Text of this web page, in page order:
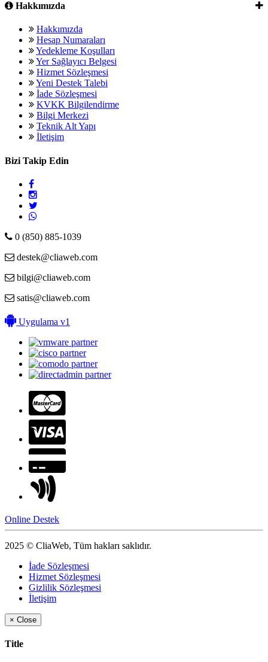
Hakkımızda
Hakkımızda
Hesap Numaraları
Yedekleme Koşulları
Yer Sağlayıcı Belgesi
Hizmet Sözleşmesi
Yeni Destek Talebi
İade Sözleşmesi
KVKK Bilgilendirme
Bilgi Merkezi
Teknik Alt Yapı
İletişim
Bizi Takip Edin
0 (850) 885-1039
destek@cliaweb.com
bilgi@cliaweb.com
satis@cliaweb.com
Uygulama v1
Online Destek
2025 © CliaWeb, Tüm hakları saklıdır.
İade Sözleşmesi
Hizmet Sözleşmesi
Gizlilik Sözleşmesi
İletişim
× Close
Title